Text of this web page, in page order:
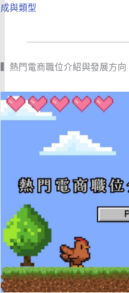
成與類型
▍熱門電商職位介紹與發展方向